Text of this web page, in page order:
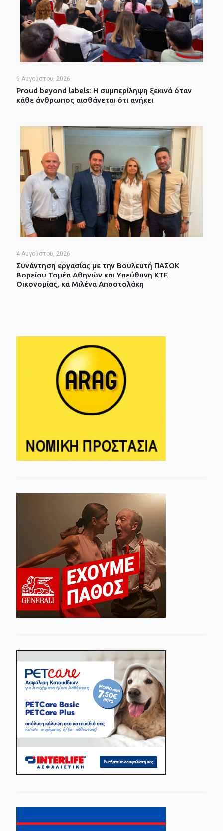
6 Αυγούστου, 2026
Proud beyond labels: Η συμπερίληψη ξεκινά όταν
κάθε άνθρωπος αισθάνεται ότι ανήκει
4 Αυγούστου, 2026
Συνάντηση εργασίας με την Βουλευτή ΠΑΣΟΚ
Βορείου Τομέα Αθηνών και Υπεύθυνη ΚΤΕ
Οικονομίας, κα Μιλένα Αποστολάκη